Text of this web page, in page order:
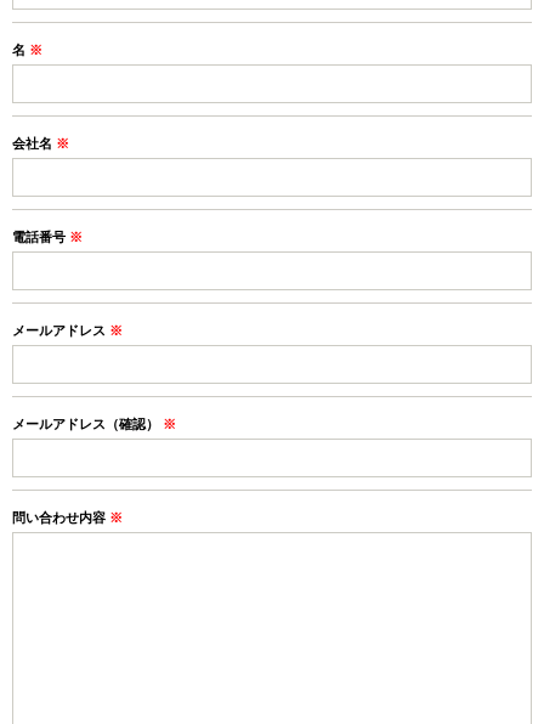
名 ※
会社名 ※
電話番号 ※
メールアドレス ※
メールアドレス（確認） ※
問い合わせ内容 ※